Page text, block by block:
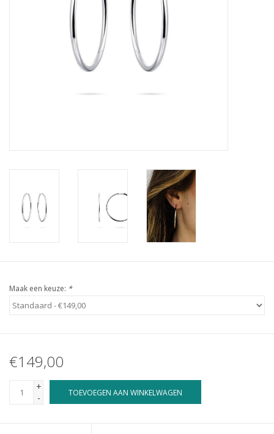
Maak een keuze: *
€149,00
+
-
TOEVOEGEN AAN WINKELWAGEN